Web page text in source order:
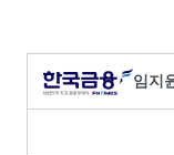
임지